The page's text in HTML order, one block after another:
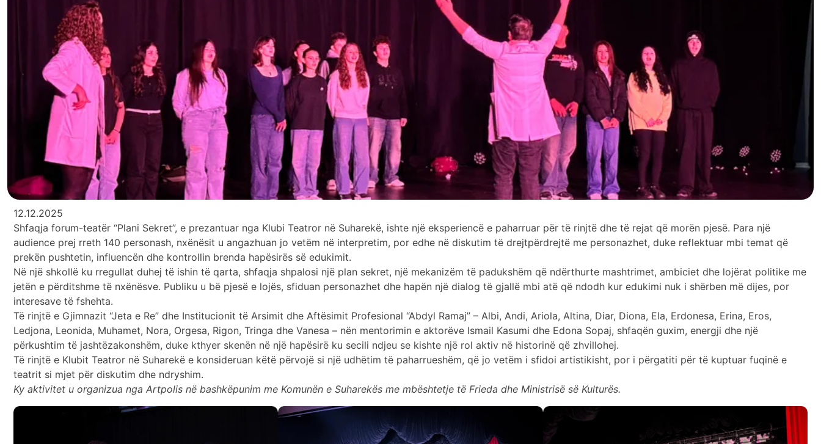
12.12.2025
Shfaqja forum-teatër “Plani Sekret”, e prezantuar nga Klubi Teatror në Suharekë, ishte një eksperiencë e paharruar për të rinjtë dhe të rejat që morën pjesë. Para një
audience prej rreth 140 personash, nxënësit u angazhuan jo vetëm në interpretim, por edhe në diskutim të drejtpërdrejtë me personazhet, duke reflektuar mbi temat që
prekën pushtetin, influencën dhe kontrollin brenda hapësirës së edukimit.
Në një shkollë ku rregullat duhej të ishin të qarta, shfaqja shpalosi një plan sekret, një mekanizëm të padukshëm që ndërthurte mashtrimet, ambiciet dhe lojërat politike me
jetën e përditshme të nxënësve. Publiku u bë pjesë e lojës, sfiduan personazhet dhe hapën një dialog të gjallë mbi atë që ndodh kur edukimi nuk i shërben më dijes, por
interesave të fshehta.
Të rinjtë e Gjimnazit “Jeta e Re” dhe Institucionit të Arsimit dhe Aftësimit Profesional “Abdyl Ramaj” – Albi, Andi, Ariola, Altina, Diar, Diona, Ela, Erdonesa, Erina, Eros,
Ledjona, Leonida, Muhamet, Nora, Orgesa, Rigon, Tringa dhe Vanesa – nën mentorimin e aktorëve Ismail Kasumi dhe Edona Sopaj, shfaqën guxim, energji dhe një
përkushtim të jashtëzakonshëm, duke kthyer skenën në një hapësirë ku secili ndjeu se kishte një rol aktiv në historinë që zhvillohej.
Të rinjtë e Klubit Teatror në Suharekë e konsideruan këtë përvojë si një udhëtim të paharrueshëm, që jo vetëm i sfidoi artistikisht, por i përgatiti për të kuptuar fuqinë e
teatrit si mjet për diskutim dhe ndryshim.
Ky aktivitet u organizua nga Artpolis në bashkëpunim me Komunën e Suharekës me mbështetje të Frieda dhe Ministrisë së Kulturës.